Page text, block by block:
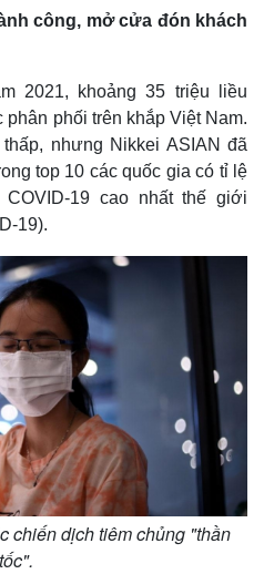
Thị trường
Giá vàng
Tiêu dùng
Tỷ giá
Chứng khoán
Giá cà phê
công, mở cửa đón khách
2021, khoảng 35 triệu liều
phối trên khắp Việt Nam.
nhưng Nikkei ASIAN đã
top 10 các quốc gia có tỉ lệ
19 cao nhất thế giới
19).
chiến dịch tiêm chủng "thần
tốc".